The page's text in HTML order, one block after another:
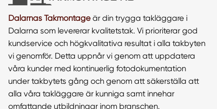
Dalarnas Takmontageär din trygga takläggare i
Dalarna som levererar kvalitetstak. Vi prioriterar god
kundservice och högkvalitativa resultat i alla takbyten
vi genomför. Detta uppnår vi genom att uppdatera
våra kunder med kontinuerlig fotodokumentation
under takbytets gång och genom att säkerställa att
alla våra takläggare är kunniga samt innehar
omfattande utbildningar inom branschen.